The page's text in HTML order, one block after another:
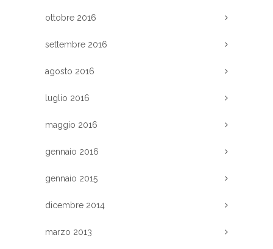
ottobre 2016
settembre 2016
agosto 2016
luglio 2016
maggio 2016
gennaio 2016
gennaio 2015
dicembre 2014
marzo 2013